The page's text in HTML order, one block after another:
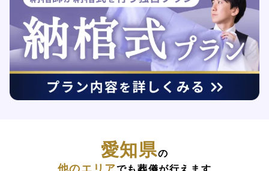
愛知県の
他のエリアでも葬儀が行えます